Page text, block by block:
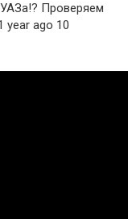
Проверяем
year ago 10